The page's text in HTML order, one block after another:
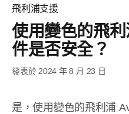
飛利浦支援
使用變色的飛
件是否安全？
發表於 2024 年 8 月 23 日
是，使用變色的飛利浦